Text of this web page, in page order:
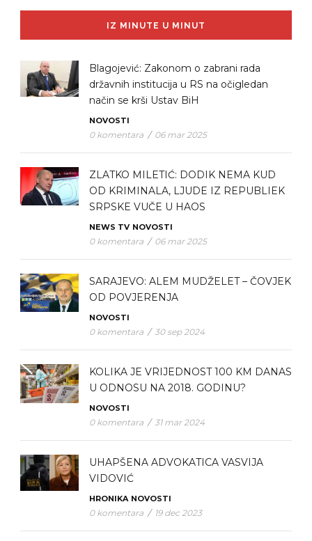
IZ MINUTE U MINUT
Blagojević: Zakonom o zabrani rada
državnih institucija u RS na očigledan
način se krši Ustav BiH
NOVOSTI
0 komentara / 06 mar 2025
ZLATKO MILETIĆ: DODIK NEMA KUD
OD KRIMINALA, LJUDE IZ REPUBLIEK
SRPSKE VUČE U HAOS
NEWS TV NOVOSTI
0 komentara / 06 mar 2025
SARAJEVO: ALEM MUDŽELET – ČOVJEK
OD POVJERENJA
NOVOSTI
0 komentara / 30 sep 2024
KOLIKA JE VRIJEDNOST 100 KM DANAS
U ODNOSU NA 2018. GODINU?
NOVOSTI
0 komentara / 31 mar 2024
UHAPŠENA ADVOKATICA VASVIJA
VIDOVIĆ
HRONIKA NOVOSTI
0 komentara / 19 dec 2023